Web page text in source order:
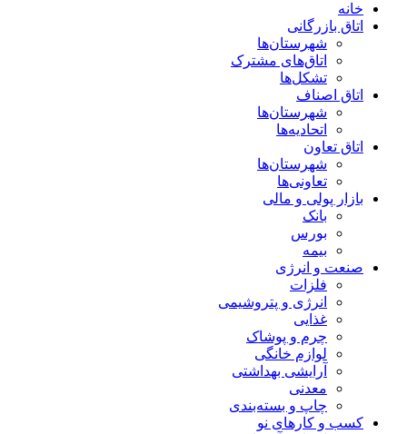
خانه
اتاق بازرگانی
شهرستان‌ها
اتاق‌های مشترک
تشکل‌ها
اتاق اصناف
شهرستان‌ها
اتحادیه‌ها
اتاق تعاون
شهرستان‌ها
تعاونی‌ها
بازار پولی و مالی
بانک
بورس
بیمه
صنعت و انرژی
فلزات
انرژی و پتروشیمی
غذایی
چرم و پوشاک
لوازم خانگی
آرایشی بهداشتی
معدنی
چاپ و بسته‌بندی
کسب و کارهای نو